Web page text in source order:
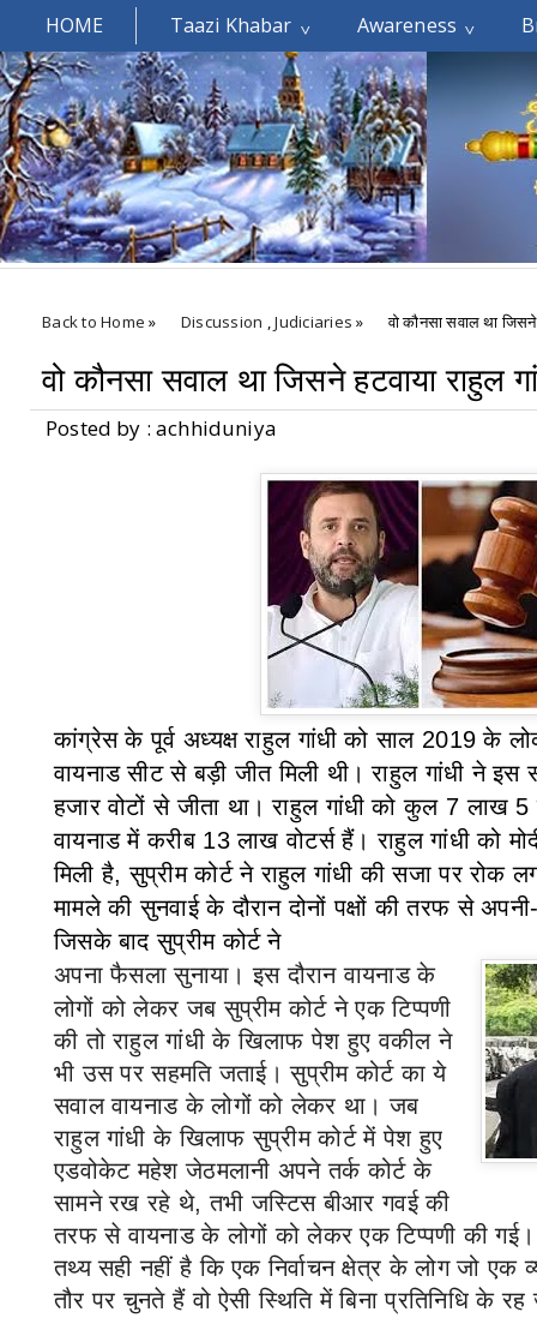
HOME Taazi Khabar Awareness
Welcomes You.....
Back to Home » Discussion ,Judiciaries » वो कौनसा सवाल था
वो कौनसा सवाल था जिसने हटवाया राहुल
Posted by : achhiduniya
कांग्रेस के पूर्व अध्यक्षराहुल गांधी को साल 2019के
वायनाड सीट से बड़ी जीत मिली थी। राहुल गांधी ने इस
हजार वोटों से जीता था। राहुल गांधी को कुल 7लाख 5
वायनाड में करीब 13लाख वोटर्स हैं। राहुल गांधी को
मिली है,सुप्रीम कोर्ट ने राहुल गांधी की सजा पर रोक
मामले की सुनवाई के दौरान दोनों पक्षों की तरफ से
जिसके बाद सुप्रीम कोर्ट ने
अपना फैसला सुनाया।इस दौरान वायनाड के
लोगों को लेकर जब सुप्रीम कोर्ट ने एक टिप्पणी
की तो राहुल गांधी के खिलाफ पेश हुए वकील ने
भी उस पर सहमति जताई। सुप्रीम कोर्ट का ये
सवाल वायनाड के लोगों को लेकर था। जब
राहुल गांधी के खिलाफ सुप्रीम कोर्ट में पेश हुए
एडवोकेट महेश जेठमलानी अपने तर्क कोर्ट के
सामने रख रहे थे,तभी जस्टिस बीआर गवई की
तरफ से वायनाड के लोगों को लेकर एक टिप्पणी की
तथ्य सही नहीं है कि एक निर्वाचन क्षेत्र के लोग जो एक
तौर पर चुनते हैं वो ऐसी स्थिति में बिना प्रतिनिधि के रह